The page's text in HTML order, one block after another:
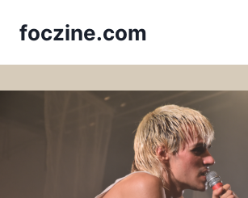
foczine.com